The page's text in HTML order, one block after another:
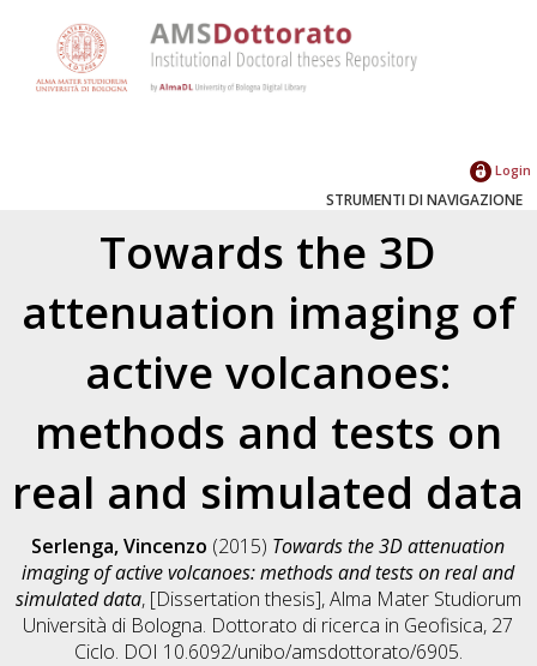
Login
STRUMENTI DI NAVIGAZIONE
Towards the 3D
attenuation imaging of
active volcanoes:
methods and tests on
real and simulated data
Serlenga, Vincenzo (2015) Towards the 3D attenuation
imaging of active volcanoes: methods and tests on real and
simulated data, [Dissertation thesis], Alma Mater Studiorum
Università di Bologna. Dottorato di ricerca in Geofisica, 27
Ciclo. DOI 10.6092/unibo/amsdottorato/6905.